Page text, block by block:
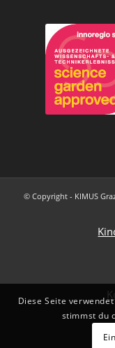
© Copyright - KIMUS
Diese Seite
stimmst du